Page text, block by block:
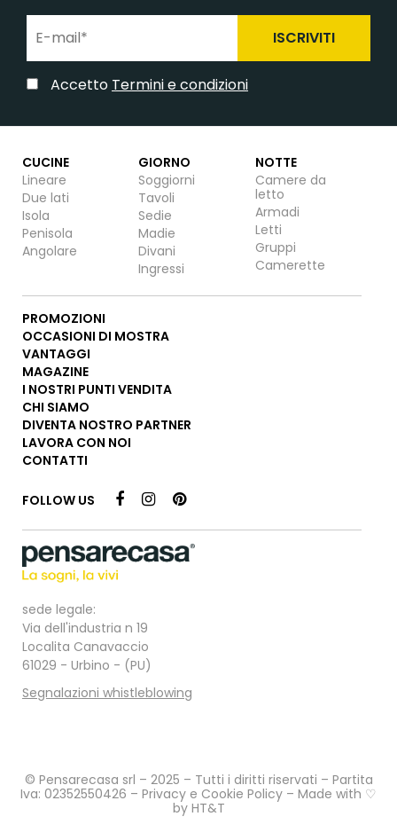
ISCRIVITI
Accetto Termini e condizioni
CUCINE
Lineare
Due lati
Isola
Penisola
Angolare
GIORNO
Soggiorni
Tavoli
Sedie
Madie
Divani
Ingressi
NOTTE
Camere da
letto
Armadi
Letti
Gruppi
Camerette
PROMOZIONI
OCCASIONI DI MOSTRA
VANTAGGI
MAGAZINE
I NOSTRI PUNTI VENDITA
CHI SIAMO
DIVENTA NOSTRO PARTNER
LAVORA CON NOI
CONTATTI
FOLLOW US
sede legale:
Via dell'industria n 19
Localita Canavaccio
61029 - Urbino - (PU)
Segnalazioni whistleblowing
© Pensarecasa srl – 2025 – Tutti i diritti riservati – Partita
Iva: 02352550426 – Privacy e Cookie Policy – Made with ♡
by HT&T